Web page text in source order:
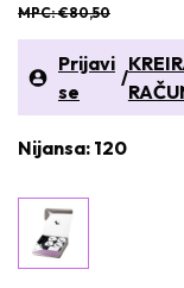
MPC: €80,50
Prijavi
se
/
Nijansa: 120